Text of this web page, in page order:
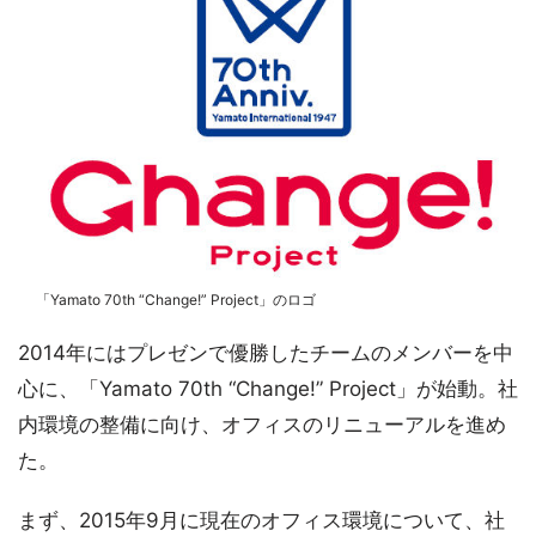
「Yamato 70th “Change!” Project」のロゴ
2014年にはプレゼンで優勝したチームのメンバーを中
心に、「Yamato 70th “Change!” Project」が始動。社
内環境の整備に向け、オフィスのリニューアルを進め
た。
まず、2015年9月に現在のオフィス環境について、社